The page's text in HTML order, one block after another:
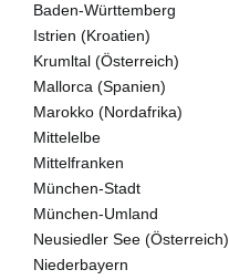
Baden-Württemberg
Istrien (Kroatien)
Krumltal (Österreich)
Mallorca (Spanien)
Marokko (Nordafrika)
Mittelelbe
Mittelfranken
München-Stadt
München-Umland
Neusiedler See (Österreich)
Niederbayern